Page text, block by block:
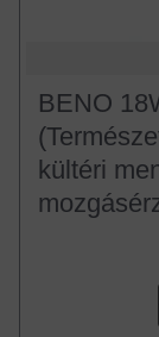
BENO
kültéri